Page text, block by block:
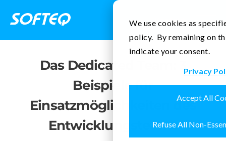
We use cookies as
policy. By remaining on
indicate your consent.
Privacy
Accept All
Refuse All Non-
Kontakt
Das Dedicated Team: 3
Beispiele für
Einsatzmöglichkeiten des
Entwicklungsteams